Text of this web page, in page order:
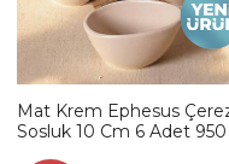
Mat Krem Ephesus
Sosluk 10 Cm 6 Adet 950